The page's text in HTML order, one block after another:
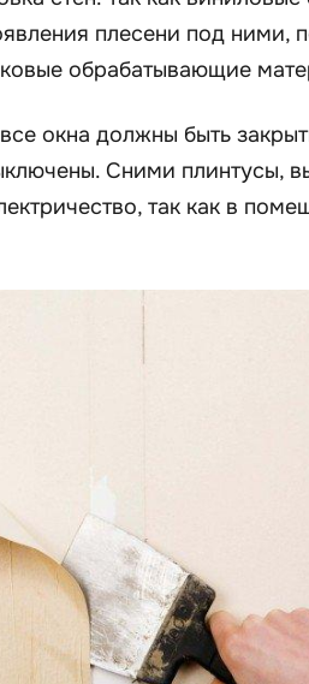
плесени под ними,
обрабатывающие
окна должны быть
Сними плинтусы,
так как в